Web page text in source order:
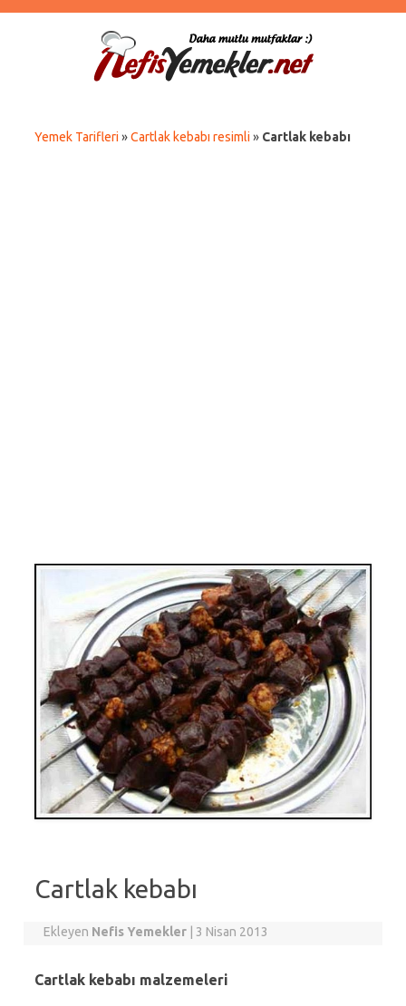
Yemek Tarifleri »Cartlak kebabı resimli » Cartlak kebabı
Cartlak kebabı
Ekleyen Nefis Yemekler 3 Nisan 2013
Cartlak kebabı malzemeleri